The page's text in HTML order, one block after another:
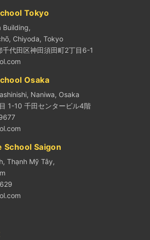
Tokyo
Building,
Chiyoda, Tokyo
代田区神田須田町2丁目6-1
Osaka
Naniwa, Osaka
1-10 千田センタービル4階
School Saigon
Thạnh Mỹ Tây,